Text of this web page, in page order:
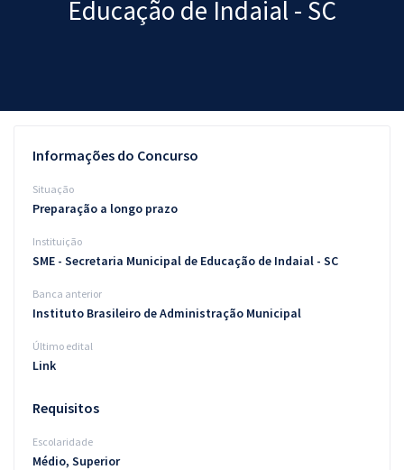
Questões grátis
Blog
Aprovados
Atendimento
Educação de Indaial - SC
Informações do Concurso
Situação
Preparação a longo prazo
Instituição
SME - Secretaria Municipal de Educação de Indaial - SC
Banca anterior
Instituto Brasileiro de Administração Municipal
Último edital
Link
Requisitos
Escolaridade
Médio, Superior